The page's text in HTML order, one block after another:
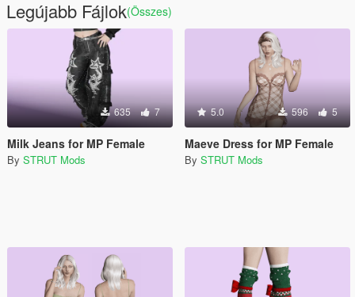
Legújabb Fájlok(Összes)
635 7
Milk Jeans for MP Female
By STRUT Mods
5.0 596 5
Maeve Dress for MP Female
By STRUT Mods